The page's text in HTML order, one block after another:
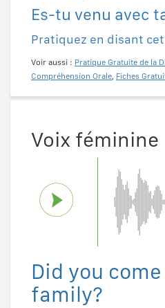
Es-tu venu avec
Pratiquez en disant
Voir aussi : Pratique Gratuite de la
Compréhension Orale, Fiches
Voix féminine
Did you
family?